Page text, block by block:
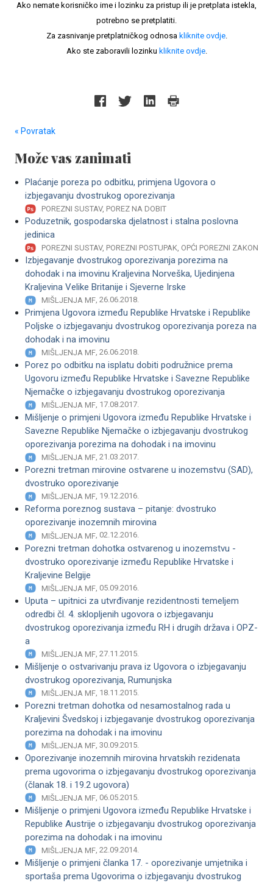
Ako nemate korisničko ime i lozinku za pristup ili je pretplata istekla,
potrebno se pretplatiti.
Za zasnivanje pretplatničkog odnosa kliknite ovdje.
Ako ste zaboravili lozinku kliknite ovdje.
« Povratak
Može vas zanimati
Plaćanje poreza po odbitku, primjena Ugovora o
izbjegavanju dvostrukog oporezivanja
POREZNI SUSTAV, POREZ NA DOBIT
Poduzetnik, gospodarska djelatnost i stalna poslovna
jedinica
POREZNI SUSTAV, POREZNI POSTUPAK, OPĆI POREZNI ZAKON
Izbjegavanje dvostrukog oporezivanja porezima na
dohodak i na imovinu Kraljevina Norveška, Ujedinjena
Kraljevina Velike Britanije i Sjeverne Irske
MIŠLJENJA MF, 26.06.2018.
Primjena Ugovora između Republike Hrvatske i Republike
Poljske o izbjegavanju dvostrukog oporezivanja poreza na
dohodak i na imovinu
MIŠLJENJA MF, 26.06.2018.
Porez po odbitku na isplatu dobiti podružnice prema
Ugovoru između Republike Hrvatske i Savezne Republike
Njemačke o izbjegavanju dvostrukog oporezivanja
MIŠLJENJA MF, 17.08.2017.
Mišljenje o primjeni Ugovora između Republike Hrvatske i
Savezne Republike Njemačke o izbjegavanju dvostrukog
oporezivanja porezima na dohodak i na imovinu
MIŠLJENJA MF, 21.03.2017.
Porezni tretman mirovine ostvarene u inozemstvu (SAD),
dvostruko oporezivanje
MIŠLJENJA MF, 19.12.2016.
Reforma poreznog sustava – pitanje: dvostruko
oporezivanje inozemnih mirovina
MIŠLJENJA MF, 02.12.2016.
Porezni tretman dohotka ostvarenog u inozemstvu -
dvostruko oporezivanje između Republike Hrvatske i
Kraljevine Belgije
MIŠLJENJA MF , 05.09.2016.
Uputa – upitnici za utvrđivanje rezidentnosti temeljem
odredbi čl. 4. sklopljenih ugovora o izbjegavanju
dvostrukog oporezivanja između RH i drugih država i OPZ-
a
MIŠLJENJA MF , 27.11.2015.
Mišljenje o ostvarivanju prava iz Ugovora o izbjegavanju
dvostrukog oporezivanja, Rumunjska
MIŠLJENJA MF , 18.11.2015.
Porezni tretman dohotka od nesamostalnog rada u
Kraljevini Švedskoj i izbjegavanje dvostrukog oporezivanja
porezima na dohodak i na imovinu
MIŠLJENJA MF , 30.09.2015.
Oporezivanje inozemnih mirovina hrvatskih rezidenata
prema ugovorima o izbjegavanju dvostrukog oporezivanja
(članak 18. i 19.2 ugovora)
MIŠLJENJA MF , 06.05.2015.
Mišljenje o primjeni Ugovora između Republike Hrvatske i
Republike Austrije o izbjegavanju dvostrukog oporezivanja
porezima na dohodak i na imovinu
MIŠLJENJA MF , 22.09.2014.
Mišljenje o primjeni članka 17. - oporezivanje umjetnika i
sportaša prema Ugovorima o izbjegavanju dvostrukog